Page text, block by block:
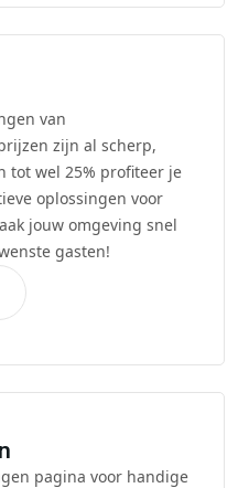
van
zijn al scherp,
tot wel 25% profiteer je
oplossingen voor
jouw omgeving snel
gasten!
pagina voor handige